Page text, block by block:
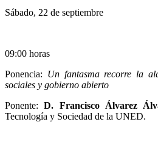
Sábado, 22 de septiembre
09:00 horas
Ponencia: Un fantasma recorre la
sociales y gobierno abierto
Ponente:D. Francisco Álvarez
Tecnología y Sociedad de la UNED.